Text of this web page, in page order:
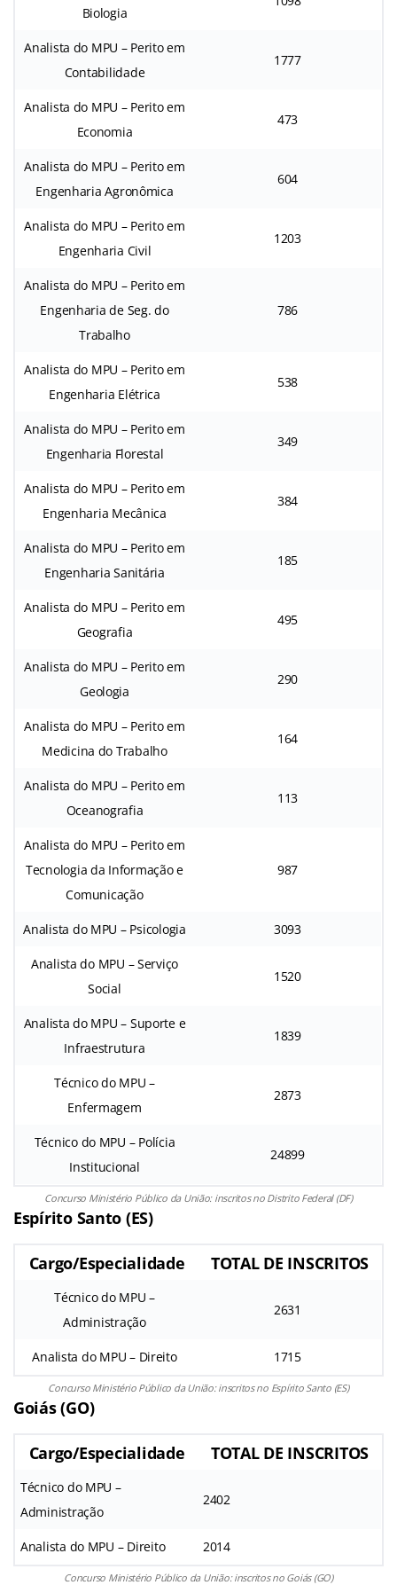
Biologia
Analista do MPU – Perito em
Contabilidade
1777
Analista do MPU – Perito em
Economia
473
Analista do MPU – Perito em
Engenharia Agronômica
604
Analista do MPU – Perito em
Engenharia Civil
1203
Analista do MPU – Perito em
Engenharia de Seg. do
Trabalho
786
Analista do MPU – Perito em
Engenharia Elétrica
538
Analista do MPU – Perito em
Engenharia Florestal
349
Analista do MPU – Perito em
Engenharia Mecânica
384
Analista do MPU – Perito em
Engenharia Sanitária
185
Analista do MPU – Perito em
Geografia
495
Analista do MPU – Perito em
Geologia
290
Analista do MPU – Perito em
Medicina do Trabalho
164
Analista do MPU – Perito em
Oceanografia
113
Analista do MPU – Perito em
Tecnologia da Informação e
Comunicação
987
Analista do MPU – Psicologia 3093
Analista do MPU – Serviço
Social
1520
Analista do MPU – Suporte e
Infraestrutura
1839
Técnico do MPU –
Enfermagem
2873
Técnico do MPU – Polícia
Institucional
24899
Concurso Ministério Público da União: inscritos no Distrito Federal (DF)
Espírito Santo (ES)
Cargo/Especialidade TOTAL DE INSCRITOS
Técnico do MPU –
Administração
2631
Analista do MPU – Direito 1715
Concurso Ministério Público da União: inscritos no Espírito Santo (ES)
Goiás (GO)
Cargo/Especialidade TOTAL DE INSCRITOS
Técnico do MPU –
Administração
2402
Analista do MPU – Direito 2014
Concurso Ministério Público da União: inscritos no Goiás (GO)